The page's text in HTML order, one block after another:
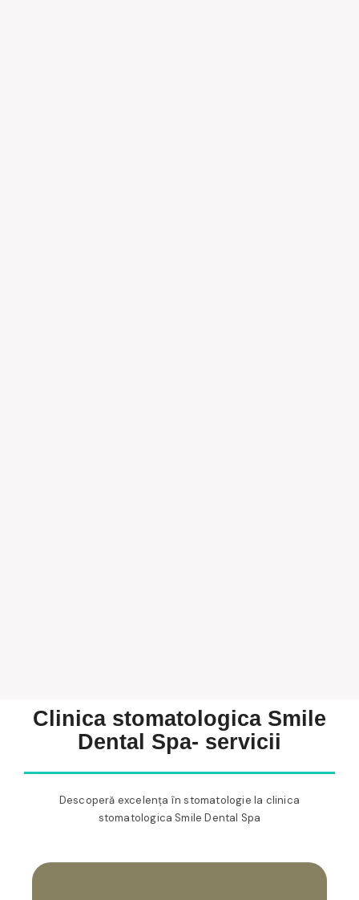
Clinica stomatologica Smile
Dental Spa- servicii
Descoperă excelența în stomatologie la clinica
stomatologica Smile Dental Spa